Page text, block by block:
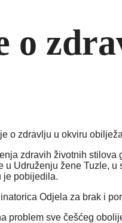
o
o zdravlju u okviru
zdravih životnih
Udruženju žene Tuzle,
je pobijedila.
Odjela za brak i
sve češćeg